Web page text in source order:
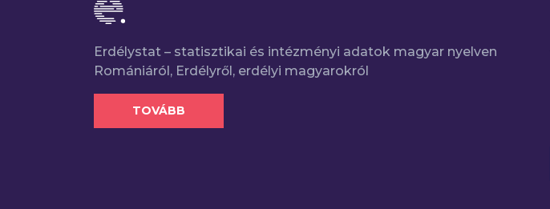
Erdélystat – statisztikai és intézményi adatok magyar nyelven
Romániáról, Erdélyről, erdélyi magyarokról
TOVÁBB